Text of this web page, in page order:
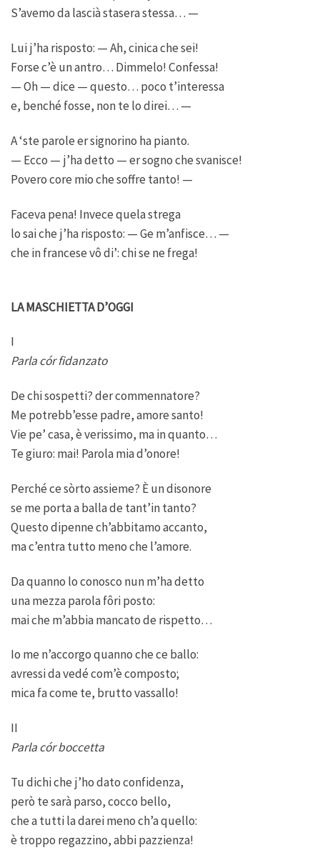
S’avemo da lascià stasera stessa… —
Lui j’ha risposto: — Ah, cinica che sei!
Forse c’è un antro… Dimmelo! Confessa!
— Oh — dice — questo… poco t’interessa
e, benché fosse, non te lo direi… —
A ‘ste parole er signorino ha pianto.
— Ecco — j’ha detto — er sogno che svanisce!
Povero core mio che soffre tanto! —
Faceva pena! Invece quela strega
lo sai che j’ha risposto: — Ge m’anfisce… —
che in francese vô di’: chi se ne frega!
LA MASCHIETTA D’OGGI
I
Parla cór fidanzato
De chi sospetti? der commennatore?
Me potrebb’esse padre, amore santo!
Vie pe’ casa, è verissimo, ma in quanto…
Te giuro: mai! Parola mia d’onore!
Perché ce sòrto assieme? È un disonore
se me porta a balla de tant’in tanto?
Questo dipenne ch’abbitamo accanto,
ma c’entra tutto meno che l’amore.
Da quanno lo conosco nun m’ha detto
una mezza parola fôri posto:
mai che m’abbia mancato de rispetto…
Io me n’accorgo quanno che ce ballo:
avressi da vedé com’è composto;
mica fa come te, brutto vassallo!
II
Parla cór boccetta
Tu dichi che j’ho dato confidenza,
però te sarà parso, cocco bello,
che a tutti la darei meno ch’a quello:
è troppo regazzino, abbi pazzienza!